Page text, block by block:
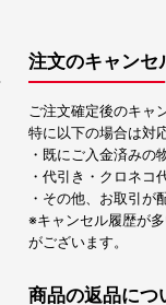
注文のキャンセ
ご注文確定後のキャ
特に以下の場合は対
・既にご入金済みの
・代引き・クロネコ
・その他、お取引が
※キャンセル履歴が
がございます。
商品の返品につ